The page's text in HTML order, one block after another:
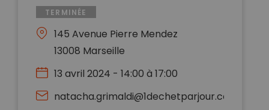
TERMINÉE
145 Avenue Pierre Mendez
13008 Marseille
13 avril 2024 - 14:00 à 17:00
natacha.grimaldi@1dechetparjour.com